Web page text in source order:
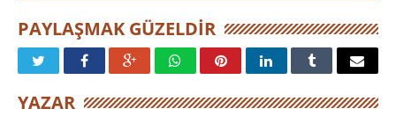
PAYLAŞMAK GÜZELDIR
YAZAR